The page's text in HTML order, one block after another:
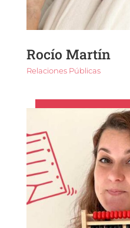
Rocío Martín
Relaciones Públicas